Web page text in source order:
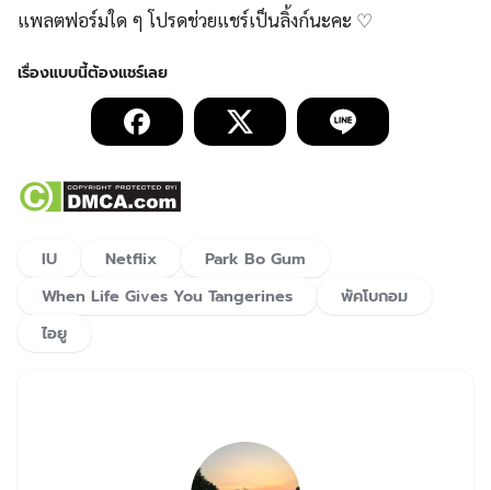
แพลตฟอร์มใด ๆ โปรดช่วยแชร์เป็นลิ้งก์นะคะ ♡
IU Netflix
Park Bo Gum
When Life Gives You Tangerines
พัคโบกอม
ไอยู